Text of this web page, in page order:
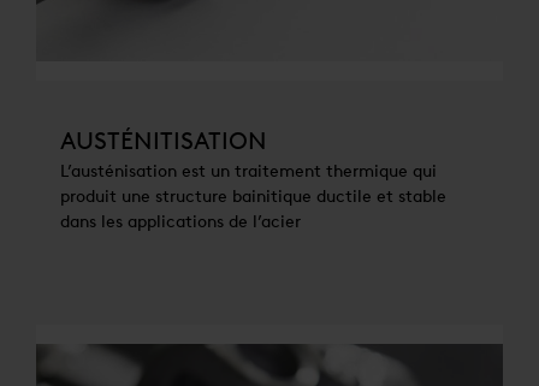
AUSTÉNITISATION
L’austénisation est un traitement thermique qui
produit une structure bainitique ductile et stable
dans les applications de l’acier